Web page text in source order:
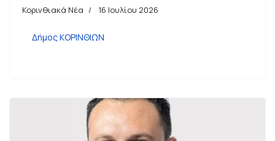
Κορινθιακά Νέα 16 Ιουλίου 2026
Δήμος ΚΟΡΙΝΘΙΩΝ